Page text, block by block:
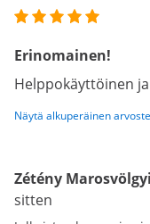
Erinomainen!
Helppokäyttöinen
Näytä alkuperäinen
Zétény Marosvölgyi
sitten